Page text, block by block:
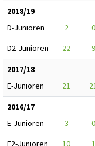
2018/19
D-Junioren
2 0
D2-Junioren
22 9
2017/18
E-Junioren
21
2016/17
E-Junioren
3 0
E2-Junioren
10 1